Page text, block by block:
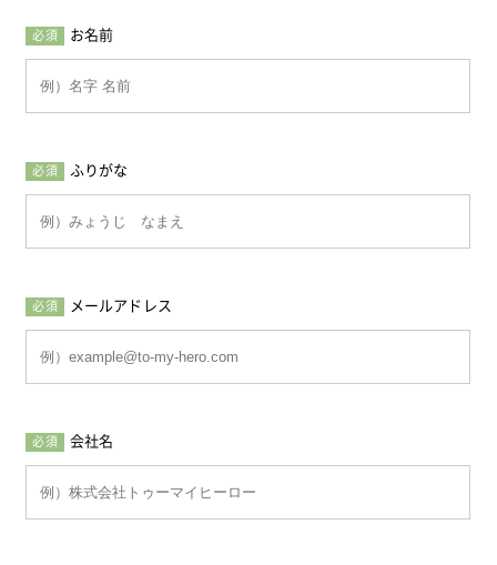
必須 お名前
必須 ふりがな
必須 メールアドレス
必須 会社名